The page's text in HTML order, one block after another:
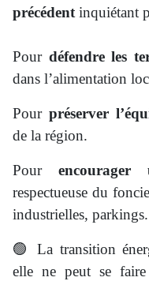
précédent inquiétant
Pour défendre les
dans l’alimentation
Pourpréserver
de la région.
Pour encourager
respectueuse du
industrielles,
🟢 La transition
elle ne peut se faire